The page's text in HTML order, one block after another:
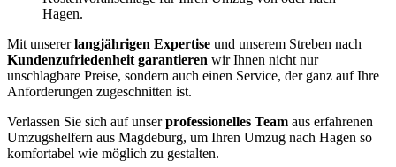
Hagen.
Mit unsererlangjährigen Expertise und unserem Streben nach
Kundenzufriedenheit garantieren wir Ihnen nicht nur
unschlagbare Preise, sondern auch einen Service, der ganz auf Ihre
Anforderungen zugeschnitten ist.
Verlassen Sie sich auf unserprofessionelles Team aus erfahrenen
Umzugshelfern aus Magdeburg, um Ihren Umzug nach Hagen so
komfortabel wie möglich zu gestalten.